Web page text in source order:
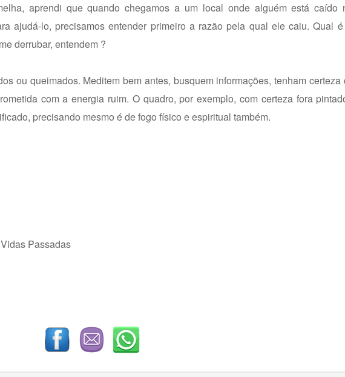
aprendi que quando chegamos a um local onde alguém está caído
ajudá-lo, precisamos entender primeiro a razão pela qual ele caiu. Qual
derrubar, entendem ?
ou queimados. Meditem bem antes, busquem informações, tenham certeza
com a energia ruim. O quadro, por exemplo, com certeza fora
precisando mesmo é de fogo físico e espiritual também.
Passadas